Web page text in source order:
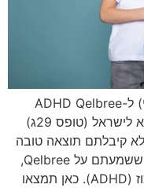
ביטוי מפתח למיקוד: Qelbree (קוולברי) ל-ADHD Qelbree
(קוולברי) ל-ADHD: מינון, בטיחות וייבוא לישראל (טופס 29ג)
קיבלתם תוצאה טובה
– או שתופעות הלוואי היו קשות – ייתכן ששמעתם על Qelbree,
תרופה לא-ממריצה להפרעת קשב וריכוז (ADHD). כאן תמצאו